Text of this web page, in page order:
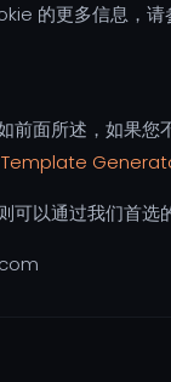
的更多信息，请
前面所述，如果
可以通过我们首选